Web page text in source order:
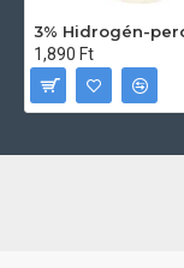
1,890 Ft